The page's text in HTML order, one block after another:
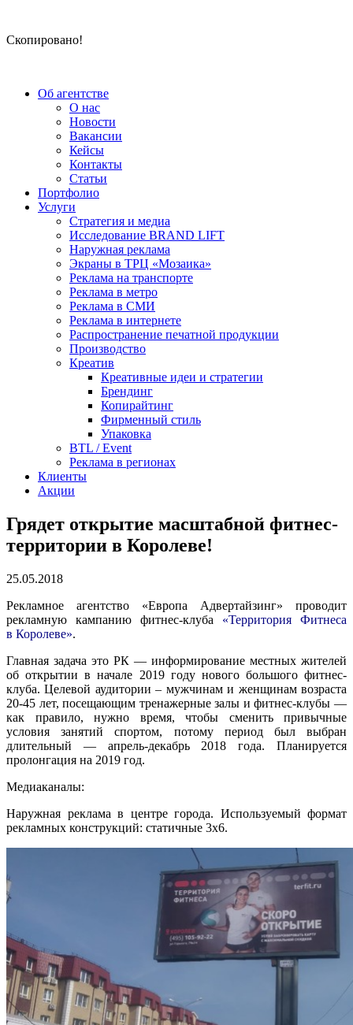
Скопировано!
Об агентстве
О нас
Новости
Вакансии
Кейсы
Контакты
Статьи
Портфолио
Услуги
Стратегия и медиа
Исследование BRAND LIFT
Наружная реклама
Экраны в ТРЦ «Мозаика»
Реклама на транспорте
Реклама в метро
Реклама в СМИ
Реклама в интернете
Распространение печатной продукции
Производство
Креатив
Креативные идеи и стратегии
Брендинг
Копирайтинг
Фирменный стиль
Упаковка
BTL / Event
Реклама в регионах
Клиенты
Акции
Грядет открытие масштабной фитнес-
территории в Королеве!
25.05.2018
Рекламное агентство «Европа Адвертайзинг» проводит
рекламную кампанию фитнес-клуба «Территория Фитнеса
в Королеве».
Главная задача это РК — информирование местных жителей
об открытии в начале 2019 году нового большого фитнес-
клуба. Целевой аудитории – мужчинам и женщинам возраста
20-45 лет, посещающим тренажерные залы и фитнес-клубы —
как правило, нужно время, чтобы сменить привычные
условия занятий спортом, потому период был выбран
длительный — апрель-декабрь 2018 года. Планируется
пролонгация на 2019 год.
Медиаканалы:
Наружная реклама в центре города. Используемый формат
рекламных конструкций: статичные 3х6.